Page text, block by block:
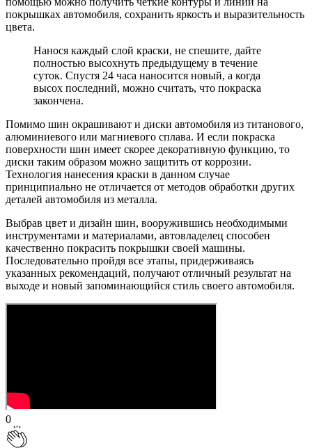
покрышках автомобиля, сохранить яркость и выразительность
цвета.
Нанося каждый слой краски, не спешите, дайте
полностью высохнуть предыдущему в течение
суток. Спустя 24 часа наносится новый, а когда
высох последний, можно считать, что покраска
закончена.
Помимо шин окрашивают и диски автомобиля из титанового,
алюминиевого или магниевого сплава. И если покраска
поверхности шин имеет скорее декоративную функцию, то
диски таким образом можно защитить от коррозии.
Технология нанесения краски в данном случае
принципиально не отличается от методов обработки других
деталей автомобиля из металла.
Выбрав цвет и дизайн шин, вооружившись необходимыми
инструментами и материалами, автовладелец способен
качественно покрасить покрышки своей машины.
Последовательно пройдя все этапы, придерживаясь
указанных рекомендаций, получают отличный результат на
выходе и новый запоминающийся стиль своего автомобиля.
0